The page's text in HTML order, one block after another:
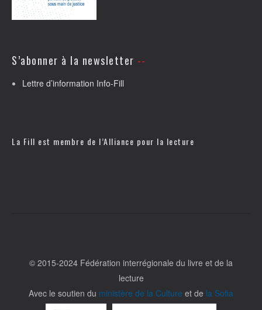
S’abonner à la newsletter
Lettre d’information Info-Fill
La Fill est membre de l’Alliance pour la lecture
© 2015-2024 Fédération interrégionale du livre et de la
lecture
Avec le soutien du ministère de la Culture et de la Sofia